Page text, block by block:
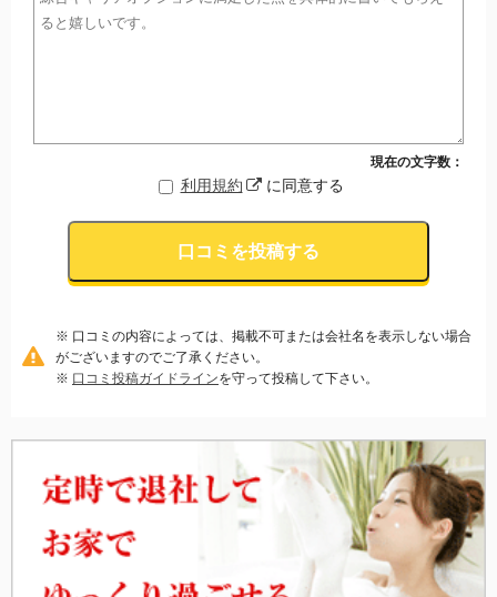
現在の文字数：
利用規約 に同意する
口コミを投稿する
※ 口コミの内容によっては、掲載不可または会社名を表示しない場合
がございますのでご了承ください。
※ 口コミ投稿ガイドラインを守って投稿して下さい。